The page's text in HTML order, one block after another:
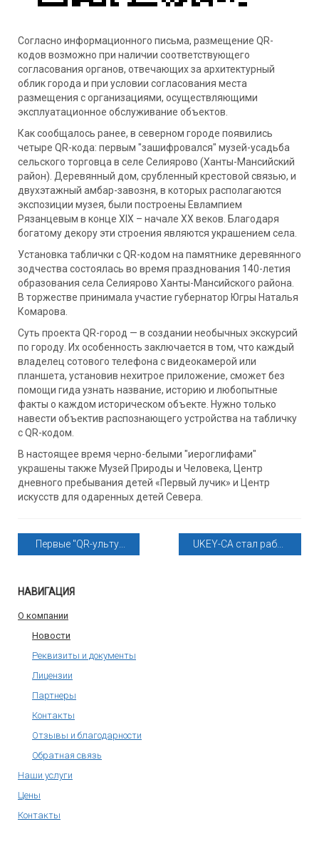
Согласно информационного письма, размещение QR-
кодов возможно при наличии соответствующего
согласования органов, отвечающих за архитектурный
облик города и при условии согласования места
размещения с организациями, осуществляющими
эксплуатационное обслуживание объектов.
Как сообщалось ранее, в северном городе появились
четыре QR-кода: первым "зашифровался" музей-усадьба
сельского торговца в селе Селиярово (Ханты-Мансийский
район). Деревянный дом, срубленный крестовой связью, и
двухэтажный амбар-завозня, в которых располагаются
экспозиции музея, были построены Евлампием
Рязанцевым в конце XIX – начале XX веков. Благодаря
богатому декору эти строения являются украшением села.
Установка таблички с QR-кодом на памятнике деревянного
зодчества состоялась во время празднования 140-летия
образования села Селиярово Ханты-Мансийского района.
В торжестве принимала участие губернатор Югры Наталья
Комарова.
Суть проекта QR-город — в создании необычных экскурсий
по городу. Их особенность заключается в том, что каждый
владелец сотового телефона с видеокамерой или
планшета, установив нехитрое приложение, сможет без
помощи гида узнать название, историю и любопытные
факты о каждом историческом объекте. Нужно только
навести объектив распознающего устройства на табличку
с QR-кодом.
В настоящее время черно-белыми "иероглифами"
украшены также Музей Природы и Человека, Центр
дневного пребывания детей «Первый лучик» и Центр
искусств для одаренных детей Севера.
Первые "QR-ульту... UKEY-CA стал раб...
НАВИГАЦИЯ
О компании
Новости
Реквизиты и документы
Лицензии
Партнеры
Контакты
Отзывы и благодарности
Обратная связь
Наши услуги
Цены
Контакты